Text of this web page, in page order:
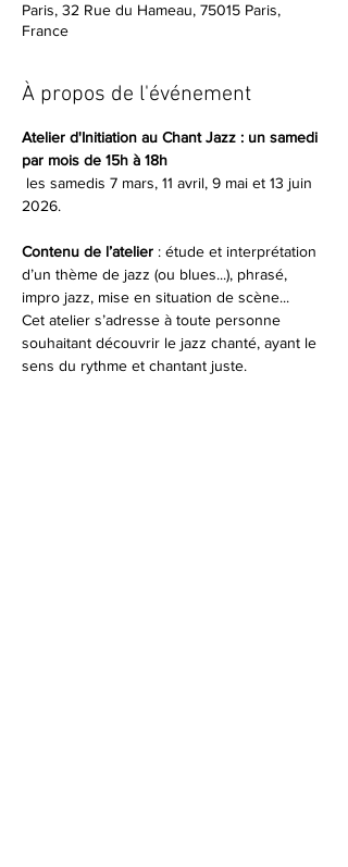
Paris, 32 Rue du Hameau, 75015 Paris,
France
À propos de l'événement
Atelier d'Initiation au Chant Jazz : un samedi
par mois de 15h à 18h
les samedis 7 mars, 11 avril, 9 mai et 13 juin
2026.
Contenu de l’atelier : étude et interprétation
d’un thème de jazz (ou blues...), phrasé,
impro jazz, mise en situation de scène...
Cet atelier s’adresse à toute personne
souhaitant découvrir le jazz chanté, ayant le
sens du rythme et chantant juste.